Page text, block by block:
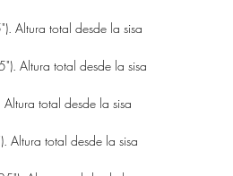
Altura total desde la sisa
Altura total desde la sisa
total desde la sisa
Altura total desde la sisa